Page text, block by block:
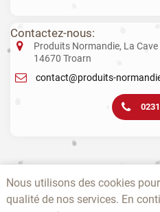
Contactez-nous:
Produits Normandie, La
14670 Troarn
contact@produits-
Nous utilisons des cookies
qualité de nos services. En
pour la santé. La consommation de
grossesse, même en faible quantité,